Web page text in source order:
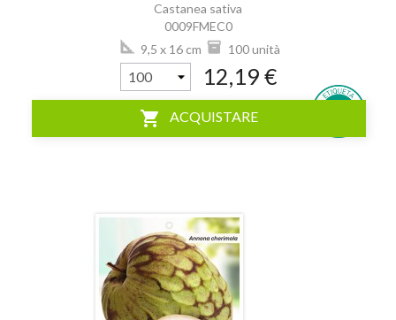
Castanea sativa
0009FMEC0
9,5 x 16 cm
100 unità
12,19 €
shopping_cart ACQUISTARE